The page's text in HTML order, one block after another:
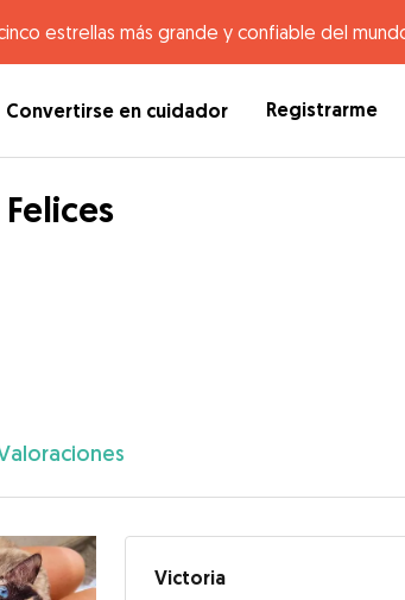
estrellas más grande y confiable del
Convertirse en cuidador Registrarme
Victoria